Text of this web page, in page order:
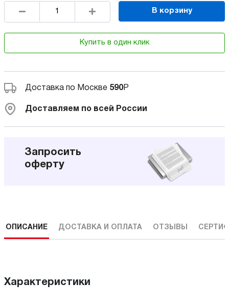
В корзину
Купить в один клик
Доставка по Москве 590Р
Доставляем по всей России
Запросить
оферту
ОПИСАНИЕ ДОСТАВКА И ОПЛАТА ОТЗЫВЫ
Характеристики